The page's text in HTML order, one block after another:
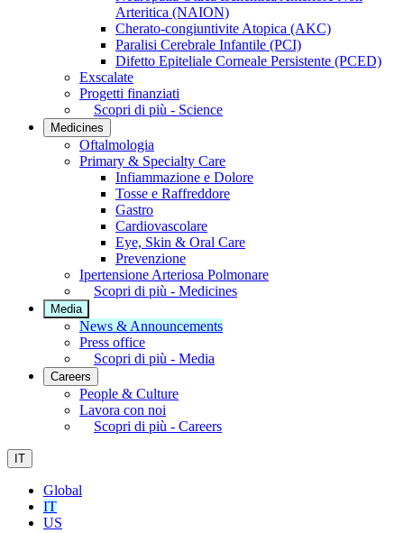
Arteritica (NAION)
Cherato-congiuntivite Atopica (AKC)
Paralisi Cerebrale Infantile (PCI)
Difetto Epiteliale Corneale Persistente (PCED)
Exscalate
Progetti finanziati
Scopri di più - Science
Medicines
Oftalmologia
Primary & Specialty Care
Infiammazione e Dolore
Tosse e Raffreddore
Gastro
Cardiovascolare
Eye, Skin & Oral Care
Prevenzione
Ipertensione Arteriosa Polmonare
Scopri di più - Medicines
Media
News & Announcements
Press office
Scopri di più - Media
Careers
People & Culture
Lavora con noi
Scopri di più - Careers
IT
Global
IT
US